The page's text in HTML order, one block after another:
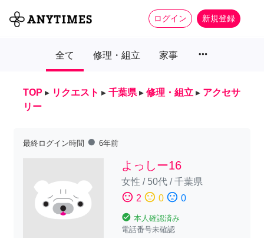
ログイン 新規登録
全て 修理・組立 家事 more_horiz
TOP ▸ リクエスト ▸ 千葉県 ▸ 修理・組立 ▸ アクセサ
リー
最終ログイン時間 fiber_manual_record 6年前
よっしー16
女性 / 50代/千葉県
sentiment_satisfied 2 sentiment_neutral 0 sentiment_dissatisfied 0
check_circle 本人確認済み
電話番号未確認